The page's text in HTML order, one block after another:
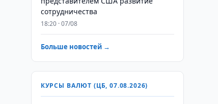
сотрудничества
18:20 · 07/08
Больше новостей →
КУРСЫ ВАЛЮТ (ЦБ, 07.08.2026)